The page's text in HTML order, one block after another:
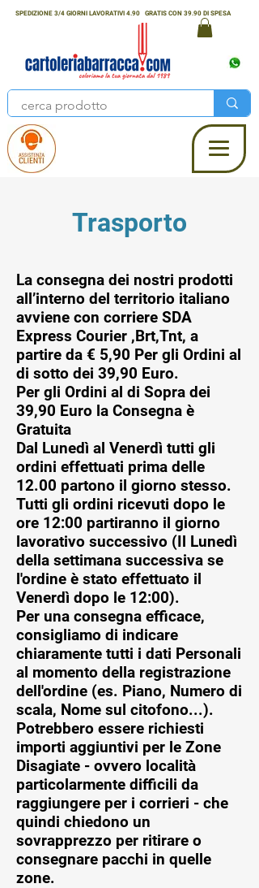
SPEDIZIONE 3/4 GIORNI LAVORATIVI 4.90 GRATIS CON 39.90 DI SPESA
Trasporto
La consegna dei nostri prodotti
all’interno del territorio italiano
avviene con corriere SDA
Express Courier ,Brt,Tnt, a
partire da € 5,90 Per gli Ordini al
di sotto dei 39,90 Euro.
Per gli Ordini al di Sopra dei
39,90 Euro la Consegna è
Gratuita
Dal Lunedì al Venerdì tutti gli
ordini effettuati prima delle
12.00 partono il giorno stesso.
Tutti gli ordini ricevuti dopo le
ore 12:00 partiranno il giorno
lavorativo successivo (Il Lunedì
della settimana successiva se
l'ordine è stato effettuato il
Venerdì dopo le 12:00).
Per una consegna efficace,
consigliamo di indicare
chiaramente tutti i dati Personali
al momento della registrazione
dell'ordine (es. Piano, Numero di
scala, Nome sul citofono...).
Potrebbero essere richiesti
importi aggiuntivi per le Zone
Disagiate - ovvero località
particolarmente difficili da
raggiungere per i corrieri - che
quindi chiedono un
sovrapprezzo per ritirare o
consegnare pacchi in quelle
zone.